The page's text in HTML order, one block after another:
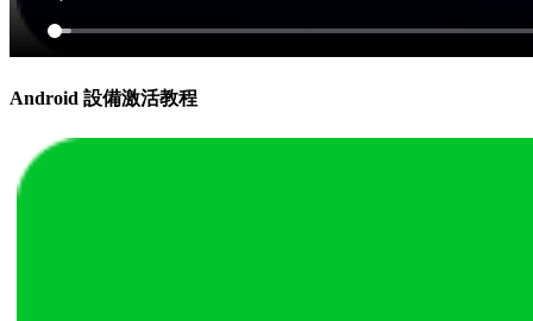
Android 設備激活教程